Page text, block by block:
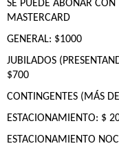
SE PUEDE ABONAR
MASTERCARD
GENERAL: $1000
JUBILADOS
$700
CONTINGENTES (MÁS
ESTACIONAMIENTO: $
ESTACIONAMIENTO